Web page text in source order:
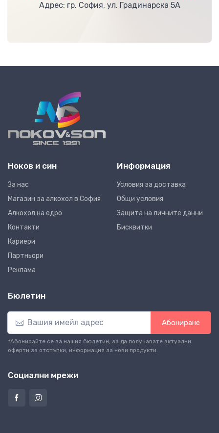
Адрес: гр. София, ул. Градинарска 5А
Ноков и син
За нас
Магазин за алкохол в София
Алкохол на едро
Контакти
Кариери
Партньори
Реклама
Информация
Условия за доставка
Общи условия
Защита на личните данни
Бисквитки
Бюлетин
Абониране
*Абонирайте се за нашия бюлетин, за да получавате актуални
оферти за отстъпки, информация за нови продукти.
Социални мрежи